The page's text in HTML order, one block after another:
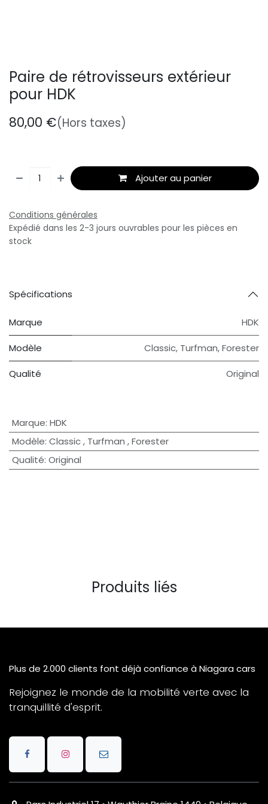
Paire de rétrovisseurs extérieur
pour HDK
80,00 €(Hors taxes)
Ajouter au panier
Conditions générales
Expédié dans les 2-3 jours ouvrables pour les pièces en
stock
Spécifications
Marque HDK
Modèle Classic, Turfman,Forester
Qualité Original
Marque: HDK
Modèle: Classic , Turfman ,Forester
Qualité: Original
Produits liés
Plus de 2.000 clients font déjà confiance à Niagara cars
Rejoignez le monde de la mobilité verte avec la
tranquillité d'esprit.